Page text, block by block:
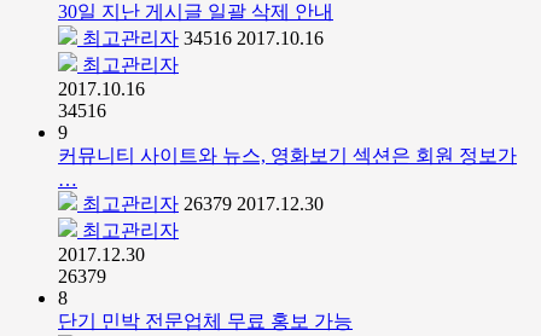
30일 지난 게시글 일괄 삭제 안내
최고관리자 34516 2017.10.16
최고관리자
2017.10.16
34516
9
커뮤니티 사이트와 뉴스, 영화보기 섹션은 회원 정보가
…
최고관리자 26379 2017.12.30
최고관리자
2017.12.30
26379
8
단기 민박 전문업체 무료 홍보 가능